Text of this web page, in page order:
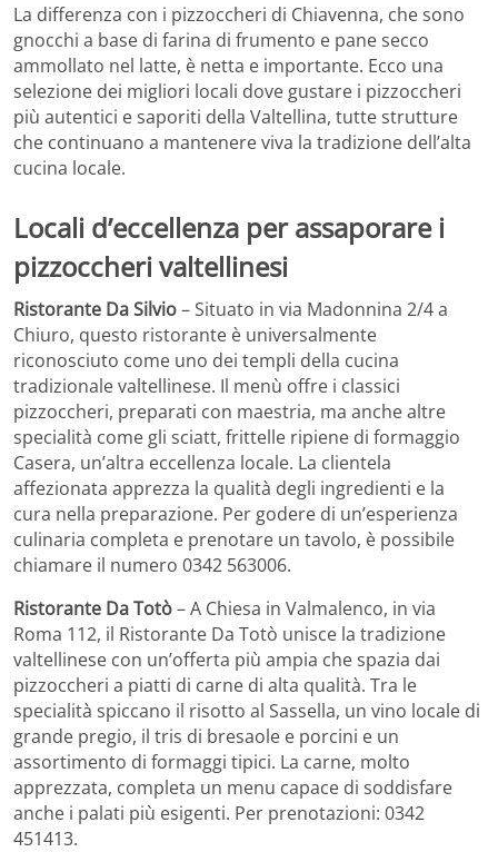
La differenza con i pizzoccheri di Chiavenna, che sono
gnocchi a base di farina di frumento e pane secco
ammollato nel latte, è netta e importante. Ecco una
selezione dei migliori locali dove gustare i pizzoccheri
più autentici e saporiti della Valtellina, tutte strutture
che continuano a mantenere viva la tradizione dell’alta
cucina locale.
Locali d’eccellenza per assaporare i
pizzoccheri valtellinesi
Ristorante Da Silvio– Situato in via Madonnina 2/4 a
Chiuro, questo ristorante è universalmente
riconosciuto come uno dei templi della cucina
tradizionale valtellinese. Il menù offre i classici
pizzoccheri, preparati con maestria, ma anche altre
specialità come gli sciatt, frittelle ripiene di formaggio
Casera, un’altra eccellenza locale. La clientela
affezionata apprezza la qualità degli ingredienti e la
cura nella preparazione. Per godere di un’esperienza
culinaria completa e prenotare un tavolo, è possibile
chiamare il numero 0342 563006.
Ristorante Da Totò– A Chiesa in Valmalenco, in via
Roma 112, il Ristorante Da Totò unisce la tradizione
valtellinese con un’offerta più ampia che spazia dai
pizzoccheri a piatti di carne di alta qualità. Tra le
specialità spiccano il risotto al Sassella, un vino locale di
grande pregio, il tris di bresaole e porcini e un
assortimento di formaggi tipici. La carne, molto
apprezzata, completa un menu capace di soddisfare
anche i palati più esigenti. Per prenotazioni: 0342
451413.